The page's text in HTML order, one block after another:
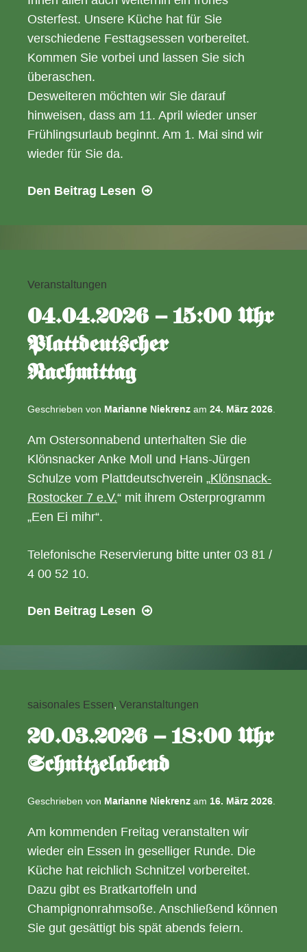
Osterfest. Unsere Küche hat für Sie
verschiedene Festtagsessen vorbereitet.
Kommen Sie vorbei und lassen Sie sich
überaschen.
Desweiteren möchten wir Sie darauf
hinweisen, dass am 11. April wieder unser
Frühlingsurlaub beginnt. Am 1. Mai sind wir
wieder für Sie da.
Den Beitrag Lesen
30.04.2026
Ostern
Veranstaltungen
04.04.2026 – 15:00 Uhr
Plattdeutscher
Nachmittag
Geschrieben von Marianne Niekrenz am 24. März 2026
Am Ostersonnabend unterhalten Sie die
Klönsnacker Anke Moll und Hans-Jürgen
Schulze vom Plattdeutschverein „Klönsnack-
Rostocker 7 e.V.“ mit ihrem Osterprogramm
„Een Ei mihr“.
Telefonische Reservierung bitte unter 03 81 /
4 00 52 10.
Den Beitrag Lesen
15:00
Nachmittag
saisonales Essen, Veranstaltungen
20.03.2026 – 18:00 Uhr
Schnitzelabend
Geschrieben von Marianne Niekrenz am 16. März 2026
Am kommenden Freitag veranstalten wir
wieder ein Essen in geselliger Runde. Die
Küche hat reichlich Schnitzel vorbereitet.
Dazu gibt es Bratkartoffeln und
Champignonrahmsoße. Anschließend können
Sie gut gesättigt bis spät abends feiern.